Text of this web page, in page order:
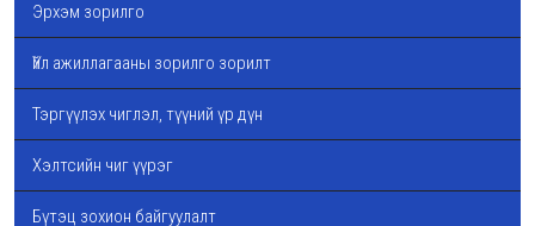
Эрхэм зорилго
Үйл ажиллагааны зорилго зорилт
Тэргүүлэх чиглэл, түүний үр дүн
Хэлтсийн чиг үүрэг
Бүтэц зохион байгуулалт